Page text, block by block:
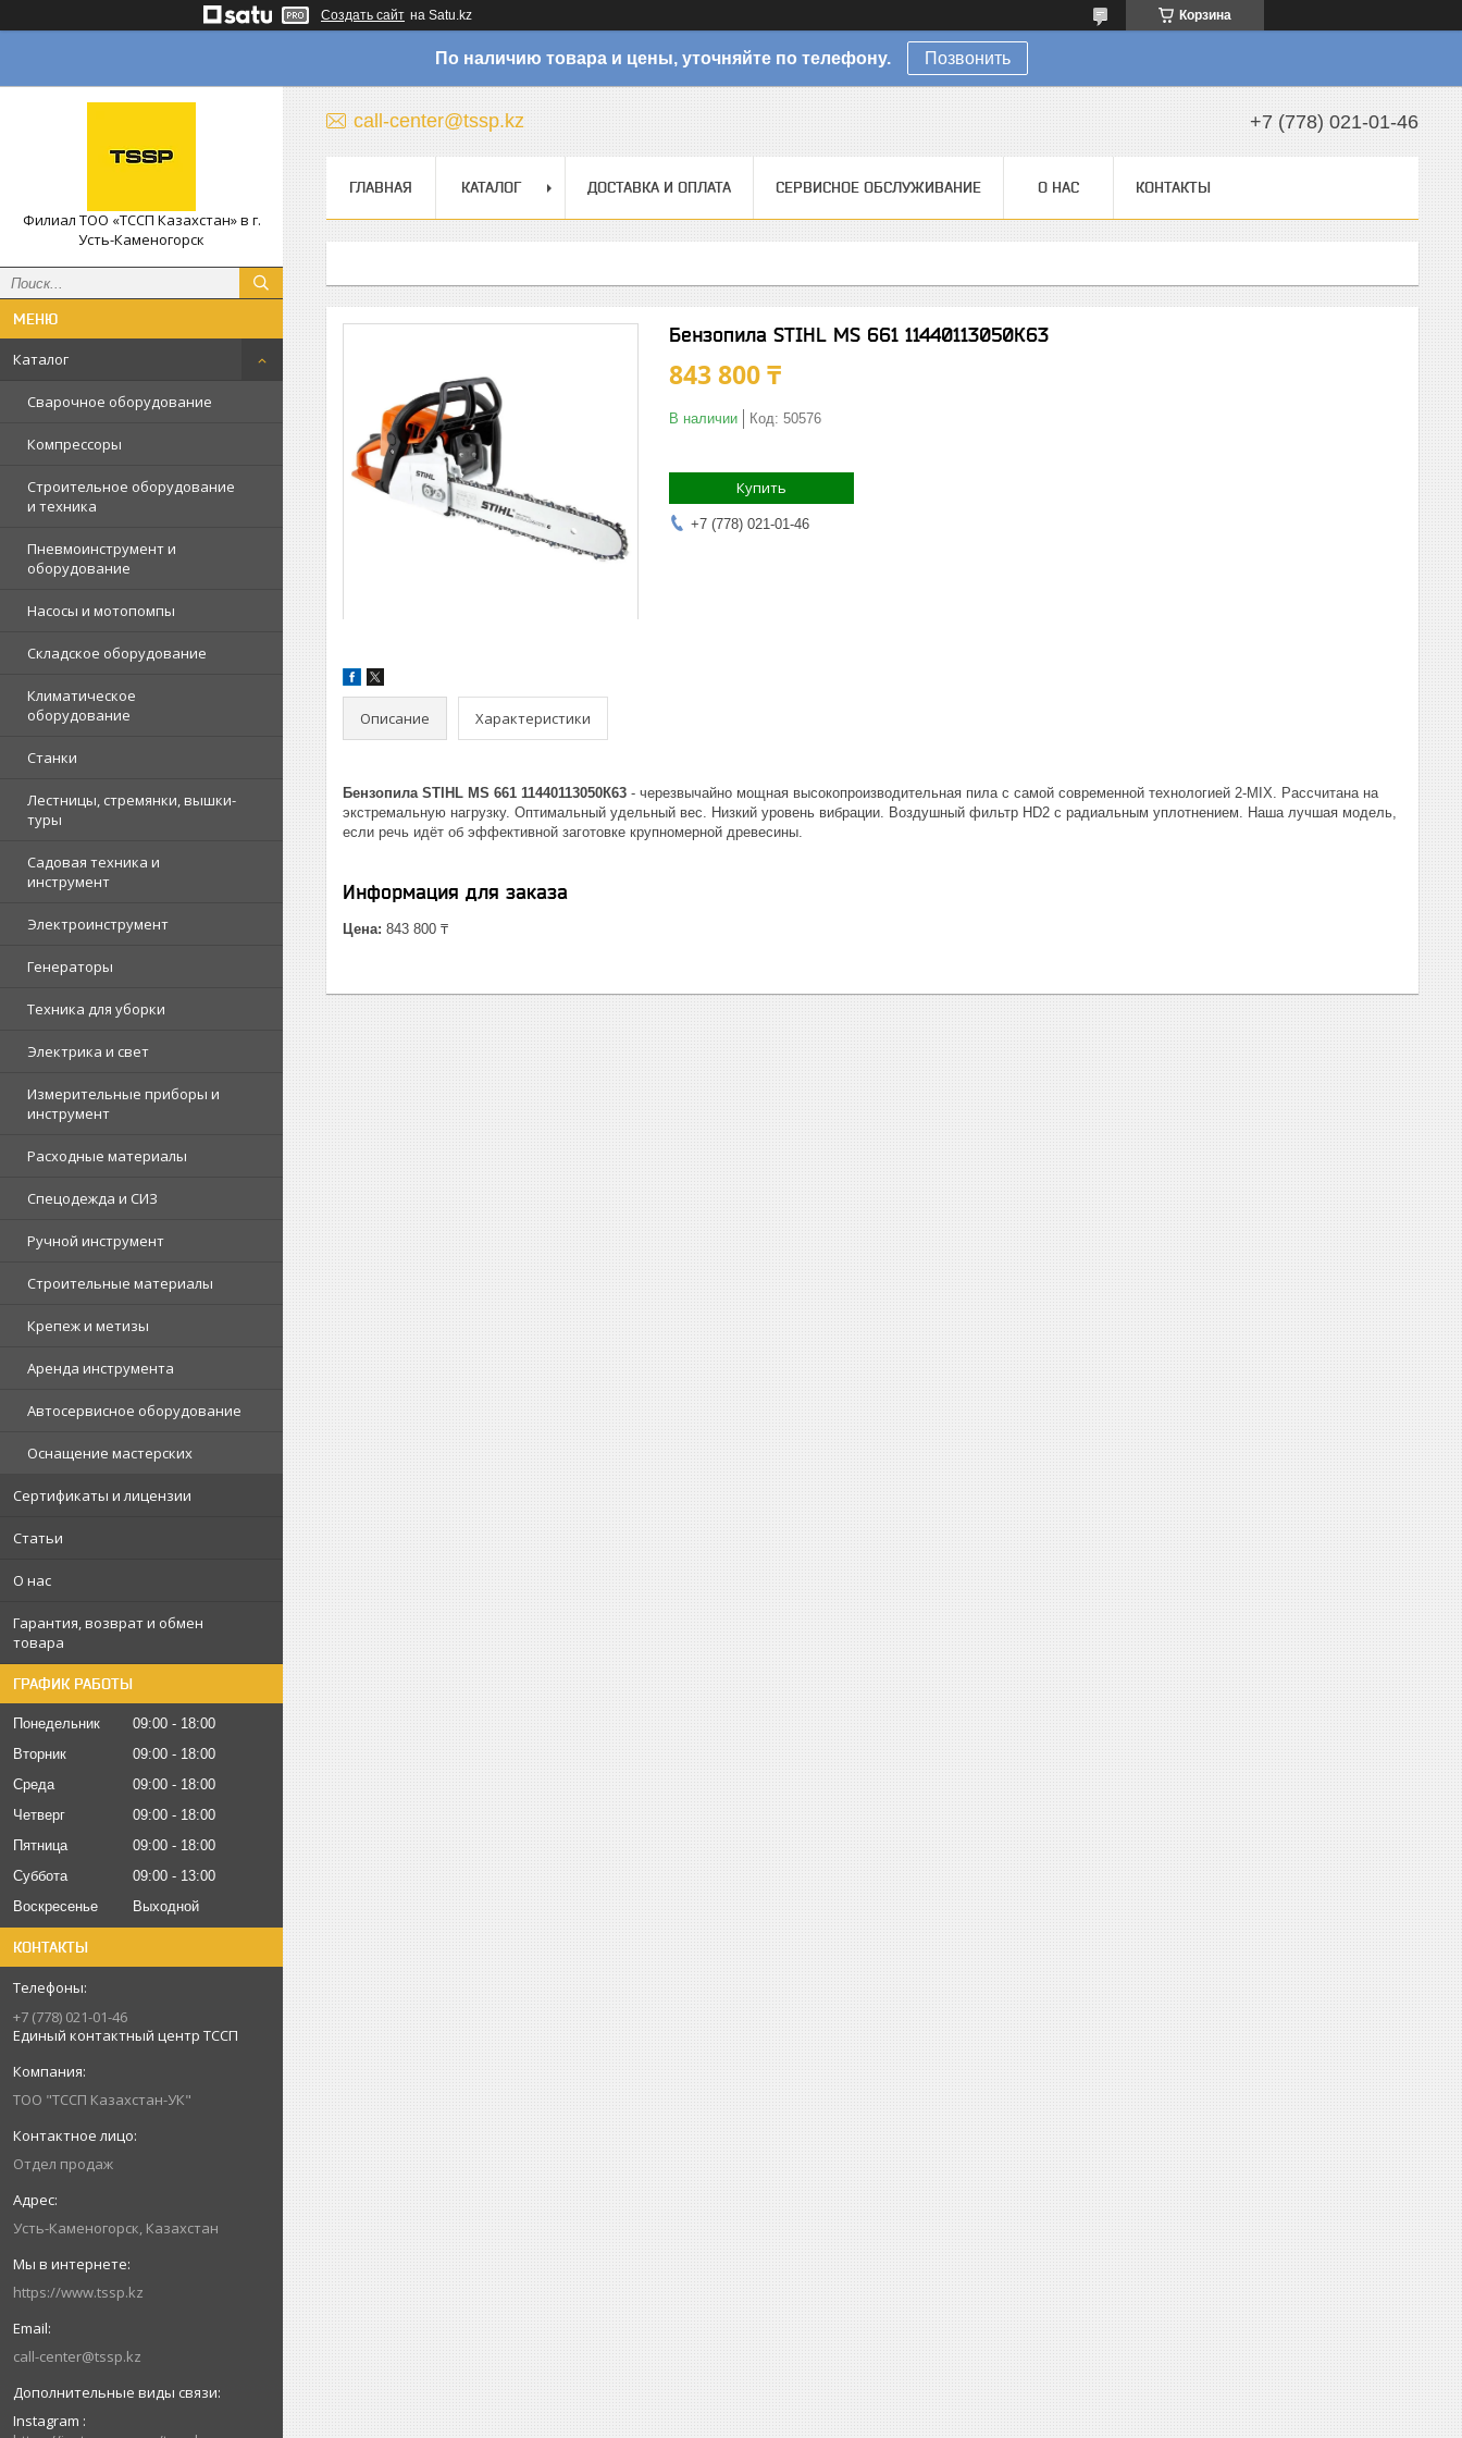
Создать сайт на Satu.kz Корзина
По наличию товара и цены, уточняйте по телефону. Позвонить
Филиал ТОО «ТССП Казахстан» в г.
Усть-Каменогорск
Каталог
Сварочное оборудование
Компрессоры
Строительное оборудование
и техника
Пневмоинструмент и
оборудование
Насосы и мотопомпы
Складское оборудование
Климатическое
оборудование
Станки
Лестницы, стремянки, вышки-
туры
Садовая техника и
инструмент
Электроинструмент
Генераторы
Техника для уборки
Электрика и свет
Измерительные приборы и
инструмент
Расходные материалы
Спецодежда и СИЗ
Ручной инструмент
Строительные материалы
Крепеж и метизы
Аренда инструмента
Автосервисное оборудование
Оснащение мастерских
Сертификаты и лицензии
Статьи
О нас
Гарантия, возврат и обмен
товара
ГРАФИК РАБОТЫ
Понедельник 09:00
18:00
Вторник
09:00
18:00
Среда
09:00
18:00
Четверг
09:00
18:00
Пятница
09:00
18:00
Суббота
09:00
13:00
Воскресенье
Выходной
КОНТАКТЫ
+7 (778) 021-01-46
Единый контактный центр ТССП
ТОО "ТССП Казахстан-УК"
Отдел продаж
Усть-Каменогорск, Казахстан
https://www.tssp.kz
call-center@tssp.kz
Instagram
call-center@tssp.kz +7 (778) 021-01-46
ГЛАВНАЯ КАТАЛОГ ДОСТАВКА И ОПЛАТА СЕРВИСНОЕ ОБСЛУЖИВАНИЕ О НАС КОНТАКТЫ
Бензопила STIHL MS 661 11440113050К63
843 800 ₸
В наличии Код: 50576
Купить
+7 (778) 021-01-46
Описание Характеристики
Бензопила STIHL MS 661 11440113050К63 - черезвычайно мощная высокопроизводительная пила с самой современной технологией 2-MIX. Рассчитана на
экстремальную нагрузку. Оптимальный удельный вес. Низкий уровень вибрации. Воздушный фильтр HD2 с радиальным уплотнением. Наша лучшая модель,
если речь идёт об эффективной заготовке крупномерной древесины.
Информация для заказа
Цена: 843 800 ₸